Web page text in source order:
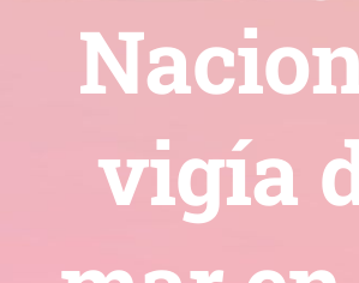
vigía